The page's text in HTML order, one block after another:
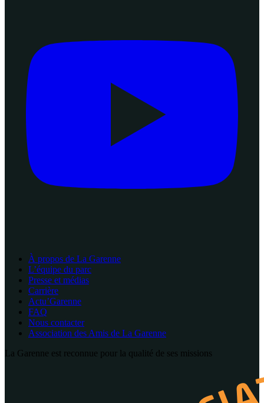
À propos de La Garenne
L’équipe du parc
Presse et médias
Carrière
Actu’Garenne
FAQ
Nous contacter
Association des Amis de La Garenne
La Garenne est reconnue pour la qualité de ses missions